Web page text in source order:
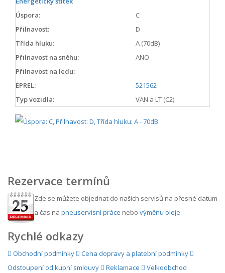
Úspora:
C
Přilnavost:
D
Třída hluku:
A (70dB)
Přilnavost na sněhu:
ANO
Přilnavost na ledu:
EPREL:
521562
Typ vozidla:
VAN a LT (C2)
Rezervace termínů
Zde se můžete objednat do našich servisů na přesné datum
a čas na pneuservisní práce nebo výměnu oleje.
Rychlé odkazy
Obchodní podmínky
Cena dopravy a platební podmínky
Odstoupení od kupní smlouvy
Reklamace Velkoobchod